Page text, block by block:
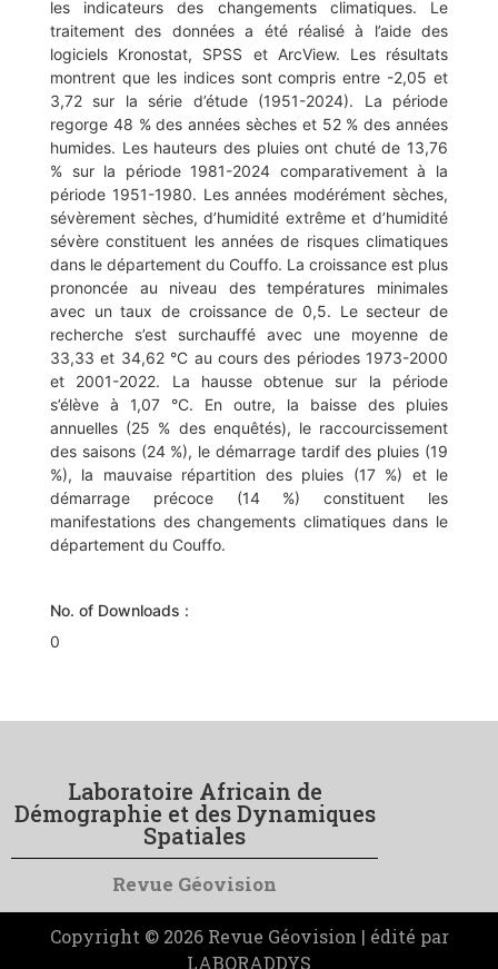
les indicateurs des changements climatiques. Le
traitement des données a été réalisé à l’aide des
logiciels Kronostat, SPSS et ArcView. Les résultats
montrent que les indices sont compris entre -2,05 et
3,72 sur la série d’étude (1951-2024). La période
regorge 48 % des années sèches et 52 % des années
humides. Les hauteurs des pluies ont chuté de 13,76
% sur la période 1981-2024 comparativement à la
période 1951-1980. Les années modérément sèches,
sévèrement sèches, d’humidité extrême et d’humidité
sévère constituent les années de risques climatiques
dans le département du Couffo. La croissance est plus
prononcée au niveau des températures minimales
avec un taux de croissance de 0,5. Le secteur de
recherche s’est surchauffé avec une moyenne de
33,33 et 34,62 °C au cours des périodes 1973-2000
et 2001-2022. La hausse obtenue sur la période
s’élève à 1,07 °C. En outre, la baisse des pluies
annuelles (25 % des enquêtés), le raccourcissement
des saisons (24 %), le démarrage tardif des pluies (19
%), la mauvaise répartition des pluies (17 %) et le
démarrage précoce (14 %) constituent les
manifestations des changements climatiques dans le
département du Couffo.
No. of Downloads :
0
Laboratoire Africain de
Démographie et des Dynamiques
Spatiales
Revue Géovision
Copyright © 2026 Revue Géovision | édité par
LABORADDYS